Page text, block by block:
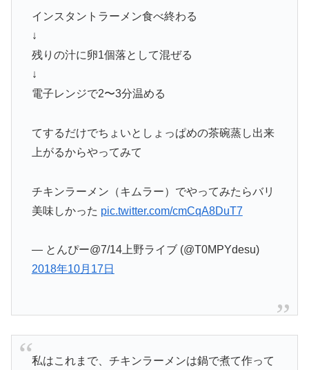
インスタントラーメン食べ終わる
↓
残りの汁に卵1個落として混ぜる
↓
電子レンジで2〜3分温める
てするだけでちょいとしょっぱめの茶碗蒸し出来
上がるからやってみて
チキンラーメン（キムラー）でやってみたらバリ
美味しかった pic.twitter.com/cmCqA8DuT7
— とんぴー@7/14上野ライブ (@T0MPYdesu)
2018年10月17日
私はこれまで、チキンラーメンは鍋で煮て作って